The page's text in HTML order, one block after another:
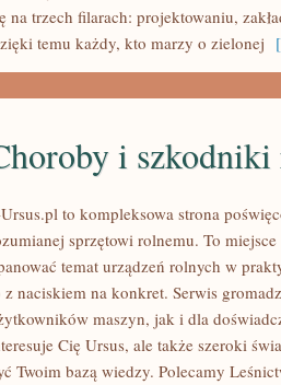
na trzech filarach: projektowaniu,
temu każdy, kto marzy o zielonej
i
to kompleksowa strona
sprzętowi rolnemu. To
temat urządzeń rolnych w
z naciskiem na konkret. Serwis
maszyn, jak i dla
Cię Ursus, ale także szeroki
Twoim bazą wiedzy. Polecamy